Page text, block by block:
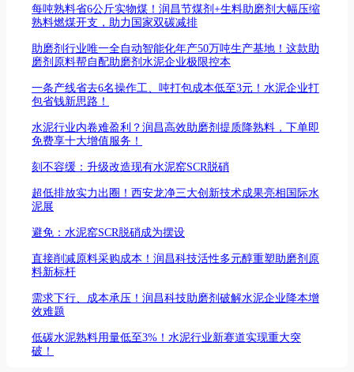
每吨熟料省6公斤实物煤！润昌节煤剂+生料助磨剂大幅压缩
熟料燃煤开支，助力国家双碳减排
助磨剂行业唯一全自动智能化年产50万吨生产基地！这款助
磨剂原料帮自配助磨剂水泥企业极限控本
一条产线省去6名操作工、吨打包成本低至3元！水泥企业打
包省钱新思路！
水泥行业内卷难盈利？润昌高效助磨剂提质降熟料，下单即
免费享十大增值服务！
刻不容缓：升级改造现有水泥窑SCR脱硝
超低排放实力出圈！西安龙净三大创新技术成果亮相国际水
泥展
避免：水泥窑SCR脱硝成为摆设
直接削减原料采购成本！润昌科技活性多元醇重塑助磨剂原
料新标杆
需求下行、成本承压！润昌科技助磨剂破解水泥企业降本增
效难题
低碳水泥熟料用量低至3%！水泥行业新赛道实现重大突
破！